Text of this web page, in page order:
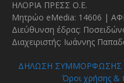
ΗΛΟΡΙΑ ΠΡΕΣΣ Ο.Ε.
Μητρώο eMedia: 14606 |
Διεύθυνση έδρας:
Διαχειριστής: Ιωάννης
ΔΗΛΩΣΗ ΣΥΜΜΟΡΦΩΣΗΣ
Όροι χρήσης &